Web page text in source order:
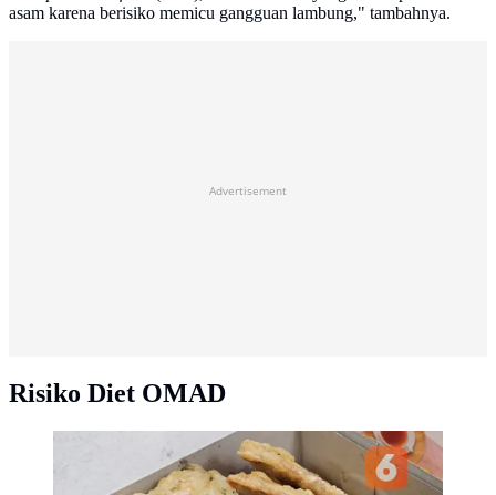
asam karena berisiko memicu gangguan lambung," tambahnya.
Advertisement
Risiko Diet OMAD